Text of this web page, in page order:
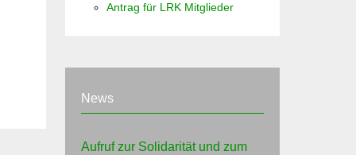
Antrag für LRK Mitglieder
News
Aufruf zur Solidarität und zum